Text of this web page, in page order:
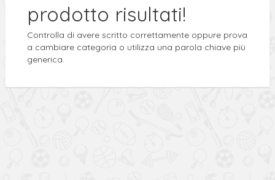
prodotto risultati!
Controlla di avere scritto correttamente oppure prova
a cambiare categoria o utilizza una parola chiave più
generica.